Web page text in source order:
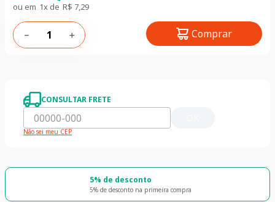
ou em 1x de R$ 7,29
＋
－ Comprar
CONSULTAR FRETE
Não sei meu CEP
5% de desconto
5% de desconto na primeira compra